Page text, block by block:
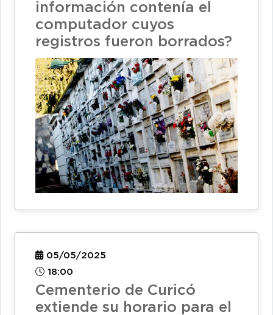
información contenía el
computador cuyos
registros fueron borrados?
05/05/2025
18:00
Cementerio de Curicó
extiende su horario para el